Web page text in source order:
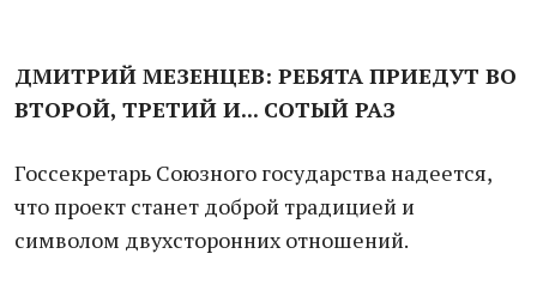
ДМИТРИЙ МЕЗЕНЦЕВ: РЕБЯТА ПРИЕДУТ ВО
ВТОРОЙ, ТРЕТИЙ И... СОТЫЙ РАЗ
Госсекретарь Союзного государства надеется,
что проект станет доброй традицией и
символом двухсторонних отношений.